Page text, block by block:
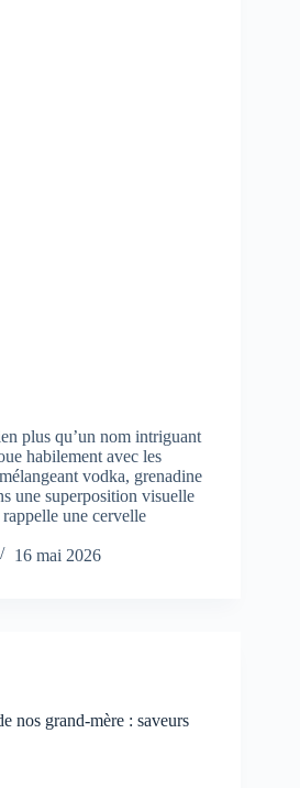
plus qu’un nom intriguant
habilement avec les
vodka, grenadine
une superposition visuelle
une cervelle
16 mai 2026
nos grand-mère : saveurs